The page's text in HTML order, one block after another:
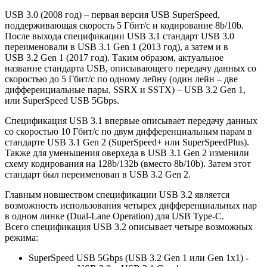
USB 3.0 (2008 год) – первая версия USB SuperSpeed,
поддерживающая скорость 5 Гбит/с и кодирование 8b/10b.
После выхода спецификации USB 3.1 стандарт USB 3.0
переименовали в USB 3.1 Gen 1 (2013 год), а затем и в
USB 3.2 Gen 1 (2017 год). Таким образом, актуальное
название стандарта USB, описывающего передачу данных со
скоростью до 5 Гбит/с по одному лейну (один лейн – две
дифференциальные пары, SSRX и SSTX) – USB 3.2 Gen 1,
или SuperSpeed USB 5Gbps.
Cпецификация USB 3.1 впервые описывает передачу данных
со скоростью 10 Гбит/с по двум дифференциальным парам в
стандарте USB 3.1 Gen 2 (SuperSpeed+ или SuperSpeedPlus).
Также для уменьшения оверхеда в USB 3.1 Gen 2 изменили
схему кодирования на 128b/132b (вместо 8b/10b). Затем этот
стандарт был переименован в USB 3.2 Gen 2.
Главным новшеством спецификации USB 3.2 является
возможность использования четырех дифференциальных пар
в одном линке (Dual-Lane Operation) для USB Type-C.
Всего спецификация USB 3.2 описывает четыре возможных
режима:
SuperSpeed USB 5Gbps (USB 3.2 Gen 1 или Gen 1x1) -